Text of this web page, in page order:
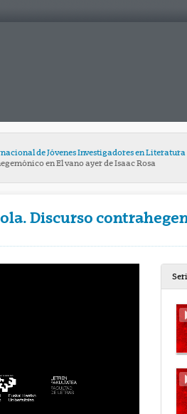
de Jóvenes Investigadores en Literatura
en El vano ayer de Isaac Rosa
Discurso